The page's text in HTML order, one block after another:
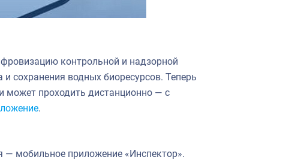
контрольной и надзорной
сохранения водных биоресурсов. Теперь
может проходить дистанционно — с
.
— мобильное приложение «Инспектор».